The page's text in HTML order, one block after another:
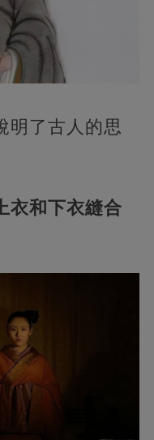
明了古人的思
衣和下衣縫合